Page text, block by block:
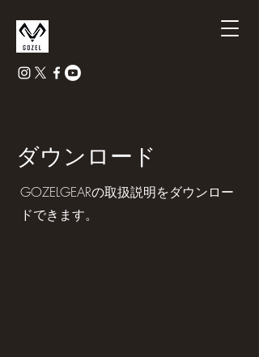
ダウンロード
​GOZELGEARの取扱説明をダウンロー
ドできます。